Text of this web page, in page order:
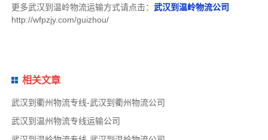
更多武汉到温岭物流运输方式请点击： 武汉到温岭物流公司
http://wfpzjy.com/guizhou/
相关文章
武汉到衢州物流专线-武汉到衢州物流公司
武汉到温州物流专线运输公司